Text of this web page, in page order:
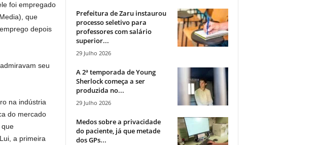
foi empregado
que
depois
seu
na indústria
do mercado
a primeira
Prefeitura de Zaru instaurou
processo seletivo para
professores com salário
superior...
29 Julho 2026
A 2ª temporada de Young
Sherlock começa a ser
produzida no...
29 Julho 2026
Medos sobre a privacidade
do paciente, já que metade
dos GPs...